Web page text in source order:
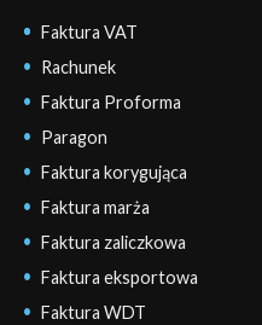
Faktura VAT
Rachunek
Faktura Proforma
Paragon
Faktura korygująca
Faktura marża
Faktura zaliczkowa
Faktura eksportowa
Faktura WDT